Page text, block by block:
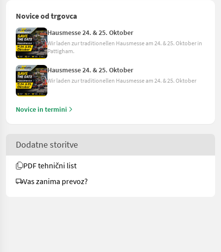
Novice od trgovca
Hausmesse 24. & 25. Oktober
Wir laden zur traditionellen Hausmesse am 24. & 25. Oktober in
Pattigham.
Hausmesse 24. & 25. Oktober
Wir laden zur traditionellen Hausmesse am 24. & 25. Oktober
Novice in termini
Dodatne storitve
PDF tehnični list
Vas zanima prevoz?